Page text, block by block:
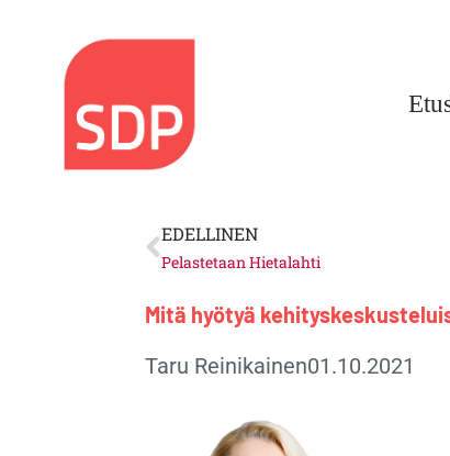
sisältöön
Prev
EDELLINEN
Pelastetaan Hietalahti
Mitä hyötyä
Taru Reinikainen01.10.2021